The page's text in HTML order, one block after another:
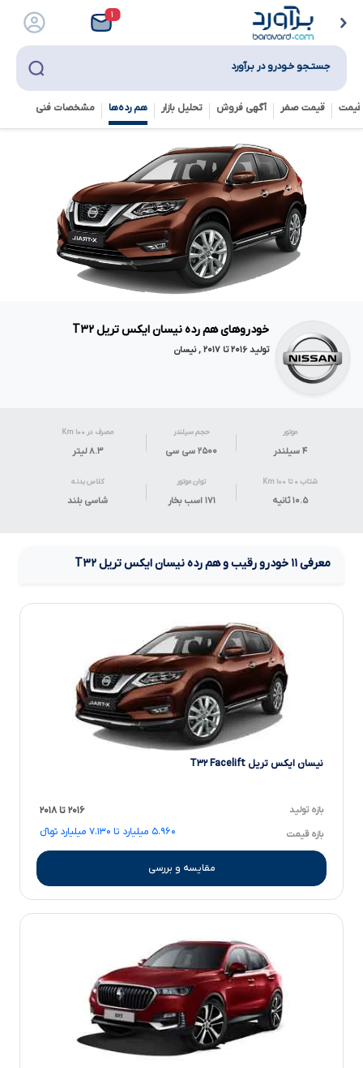
۱
جستـجو خـودرو در بـرآورد
قیمت صفر آگهی فروش تحلیل بازار هم رده‌ها‌ مشخصات فنی
خودروهای هم رده نیسان ایکس تریل T۳۲
تولید ۲۰۱۶ تا ۲۰۱۷ , نیسان
موتور
۴ سیلندر
حجم سیلندر
۲۵۰۰ سی سی
مصرف در ۱۰۰ Km
۸.۳لیتر
شتاب ۰ تا ۱۰۰ Km
۱۰.۵ ثانیه
توان موتور
۱۷۱ اسب بخار
کلاس بدنه
شاسی بلند
معرفی۱۱ خودرو رقیب و هم ردهنیسان ایکس تریلT۳۲
نیسان ایکس تریل T۳۲ Facelift
بازه تولید ۲۰۱۶ تا ۲۰۱۸
بازه قیمت ۵.۹۶۰ میلیارد تا ۷.۱۳۰ میلیارد تومانءءء
مقایسه و بررسی